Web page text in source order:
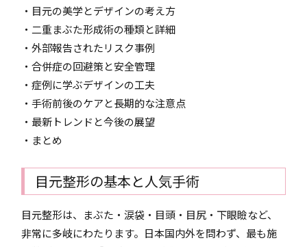
・目元の美学とデザインの考え方
・二重まぶた形成術の種類と詳細
・外部報告されたリスク事例
・合併症の回避策と安全管理
・症例に学ぶデザインの工夫
・手術前後のケアと長期的な注意点
・最新トレンドと今後の展望
・まとめ
目元整形の基本と人気手術
目元整形は、まぶた・涙袋・目頭・目尻・下眼瞼など、
非常に多岐にわたります。日本国内外を問わず、最も施